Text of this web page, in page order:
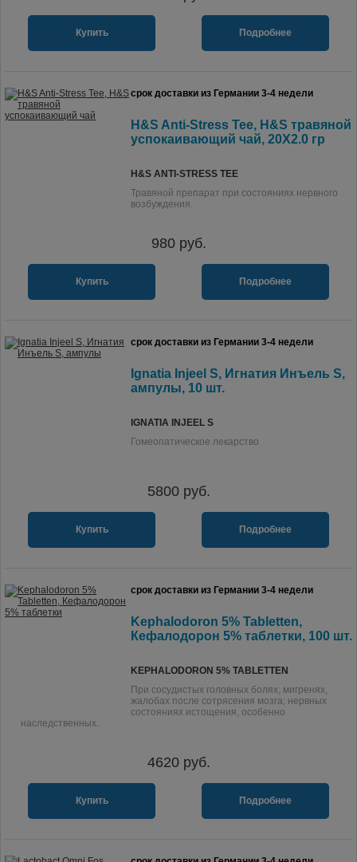
Купить Подробнее
срок доставки из Германии 3-4 недели
H&S Anti-Stress Tee, H&S травяной
успокаивающий чай, 20X2.0 гр
H&S ANTI-STRESS TEE
Травяной препарат при состояниях нервного
возбуждения.
980руб.
Купить Подробнее
срок доставки из Германии 3-4 недели
Ignatia Injeel S, Игнатия Инъель S,
ампулы, 10 шт.
IGNATIA INJEEL S
Гомеопатическое лекарство
5800руб.
Купить Подробнее
срок доставки из Германии 3-4 недели
Kephalodoron 5% Tabletten,
Кефалодорон 5% таблетки, 100 шт.
KEPHALODORON 5% TABLETTEN
При сосудистых головных болях, мигренях,
жалобах после сотрясения мозга; нервных
состояниях истощения, особенно
наследственных.
4620руб.
Купить Подробнее